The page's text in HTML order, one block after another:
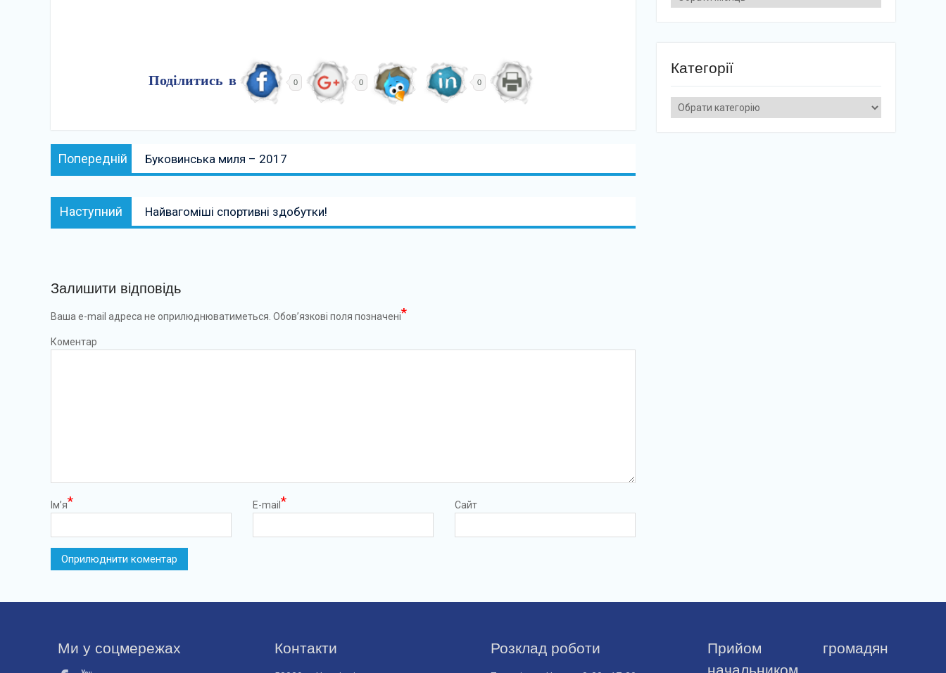
Поділитись в 0 0 0
Навігація
записів
Попередній Попередній:
Буковинська миля – 2017
Наступний Наступний:
Найвагоміші спортивні здобутки!
Залишити відповідь
Ваша e-mail адреса не оприлюднюватиметься. Обов’язкові поля позначені*
Коментар
Ім’я* E-mail * Сайт
Категорії
Категорії
Ми у соцмережах Контакти Розклад роботи
Прийом громадян